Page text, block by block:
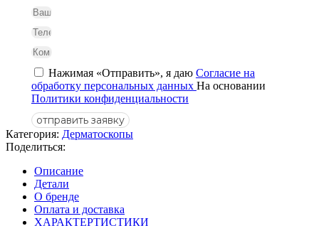
Нажимая «Отправить», я даю Согласие на
обработку персональных данных На основании
Политики конфиденциальности
отправить заявку
Категория: Дерматоскопы
Поделиться:
Описание
Детали
О бренде
Оплата и доставка
ХАРАКТЕРТИСТИКИ